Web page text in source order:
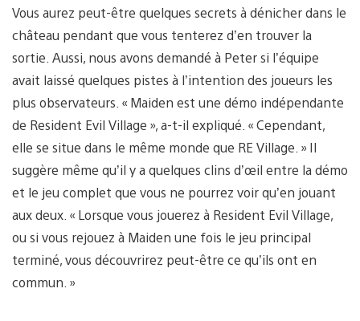
Vous aurez peut-être quelques secrets à dénicher dans le
château pendant que vous tenterez d’en trouver la
sortie. Aussi, nous avons demandé à Peter si l’équipe
avait laissé quelques pistes à l’intention des joueurs les
plus observateurs. « Maiden est une démo indépendante
de Resident Evil Village », a-t-il expliqué. « Cependant,
elle se situe dans le même monde que RE Village. » Il
suggère même qu’il y a quelques clins d’œil entre la démo
et le jeu complet que vous ne pourrez voir qu’en jouant
aux deux. « Lorsque vous jouerez à Resident Evil Village,
ou si vous rejouez à Maiden une fois le jeu principal
terminé, vous découvrirez peut-être ce qu’ils ont en
commun. »